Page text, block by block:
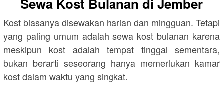
Sewa Kost Bulanan di Jember
Kost biasanya disewakan harian dan mingguan. Tetapi
yang paling umum adalah sewa kost bulanan karena
meskipun kost adalah tempat tinggal sementara,
bukan berarti seseorang hanya memerlukan kamar
kost dalam waktu yang singkat.